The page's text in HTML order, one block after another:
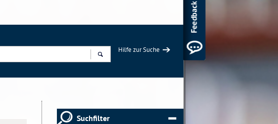
Hilfe zur Suche
Suchfilter